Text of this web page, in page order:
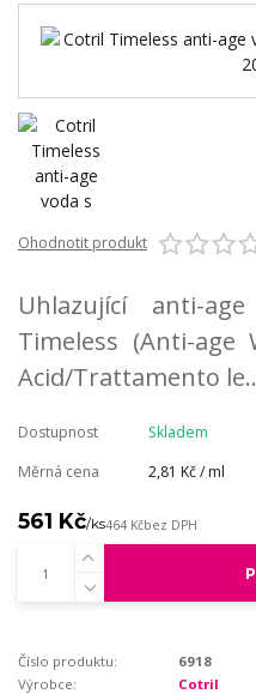
Ohodnotit produkt
Uhlazující anti-
Timeless (Anti-
Acid/Trattamento
Dostupnost
Skladem
Měrná cena
2,81 Kč / ml
561 Kč/ks464 Kčbez DPH
Číslo produktu:
6918
Výrobce:
Cotril